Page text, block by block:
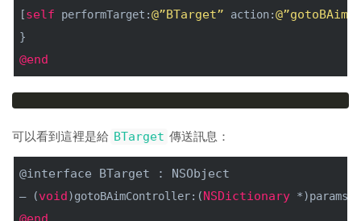
[self performTarget:@”BTarget” action:
}
@end
可以看到這裡是給 BTarget 傳送訊息：
@interface BTarget : NSObject
– (void)gotoBAimController:(NSDictionary *)params;